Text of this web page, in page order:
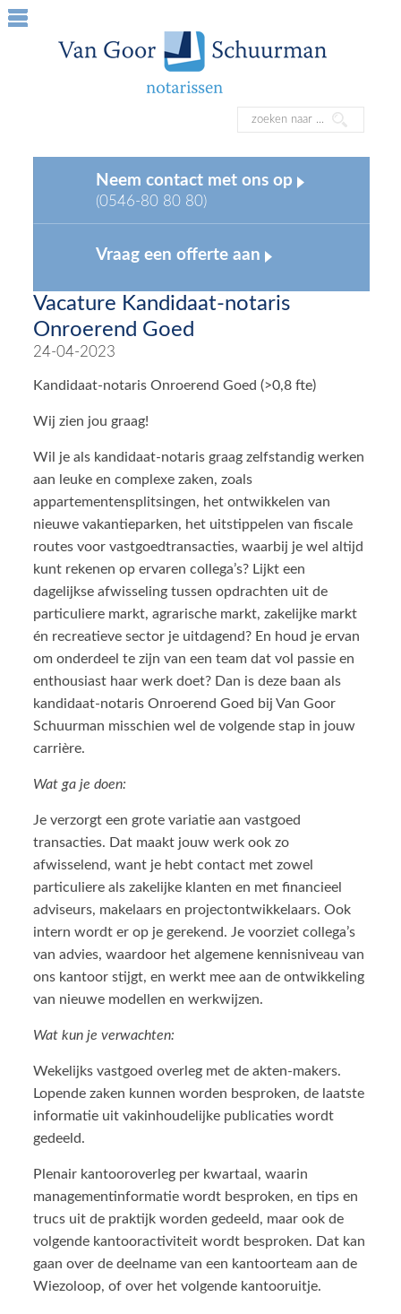
Neem contact met ons op
(0546-80 80 80)
Vraag een offerte aan
Vacature Kandidaat-notaris
Onroerend Goed
24-04-2023
Kandidaat-notaris Onroerend Goed (>0,8 fte)
Wij zien jou graag!
Wil je als kandidaat-notaris graag zelfstandig werken
aan leuke en complexe zaken, zoals
appartementensplitsingen, het ontwikkelen van
nieuwe vakantieparken, het uitstippelen van fiscale
routes voor vastgoedtransacties, waarbij je wel altijd
kunt rekenen op ervaren collega’s? Lijkt een
dagelijkse afwisseling tussen opdrachten uit de
particuliere markt, agrarische markt, zakelijke markt
én recreatieve sector je uitdagend? En houd je ervan
om onderdeel te zijn van een team dat vol passie en
enthousiast haar werk doet? Dan is deze baan als
kandidaat-notaris Onroerend Goed bij Van Goor
Schuurman misschien wel de volgende stap in jouw
carrière.
Wat ga je doen:
Je verzorgt een grote variatie aan vastgoed
transacties. Dat maakt jouw werk ook zo
afwisselend, want je hebt contact met zowel
particuliere als zakelijke klanten en met financieel
adviseurs, makelaars en projectontwikkelaars. Ook
intern wordt er op je gerekend. Je voorziet collega’s
van advies, waardoor het algemene kennisniveau van
ons kantoor stijgt, en werkt mee aan de ontwikkeling
van nieuwe modellen en werkwijzen.
Wat kun je verwachten:
Wekelijks vastgoed overleg met de akten-makers.
Lopende zaken kunnen worden besproken, de laatste
informatie uit vakinhoudelijke publicaties wordt
gedeeld.
Plenair kantooroverleg per kwartaal, waarin
managementinformatie wordt besproken, en tips en
trucs uit de praktijk worden gedeeld, maar ook de
volgende kantooractiviteit wordt besproken. Dat kan
gaan over de deelname van een kantoorteam aan de
Wiezoloop, of over het volgende kantooruitje.